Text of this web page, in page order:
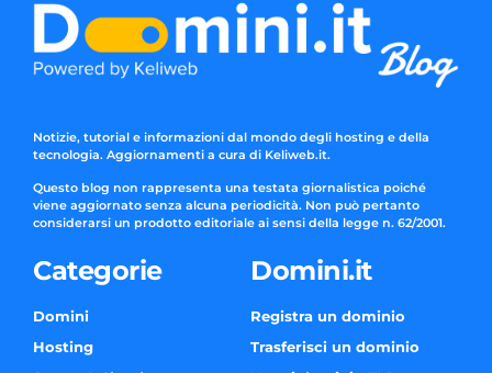
Notizie, tutorial e informazioni dal mondo degli hosting e della
tecnologia. Aggiornamenti a cura di Keliweb.it.
Questo blog non rappresenta una testata giornalistica poiché
viene aggiornato senza alcuna periodicità. Non può pertanto
considerarsi un prodotto editoriale ai sensi della legge n. 62/2001.
Categorie
Domini
Hosting
Domini.it
Registra un dominio
Trasferisci un dominio